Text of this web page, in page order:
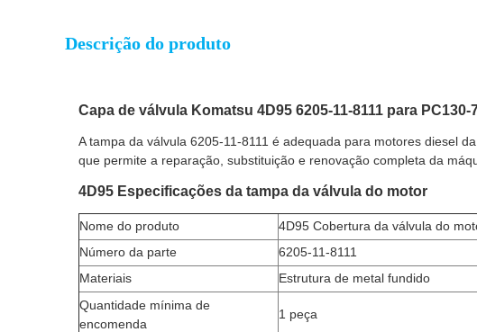
Descrição do produto
Capa de válvula Komatsu 4D95 6205-11-8111 para
A tampa da válvula 6205-11-8111 é adequada para motores diesel
que permite a reparação, substituição e renovação completa da
4D95 Especificações da tampa da válvula do motor
Nome do produto
4D95 Cobertura da válvula do
Número da parte
6205-11-8111
Materiais
Estrutura de metal fundido
Quantidade mínima de
encomenda
1 peça